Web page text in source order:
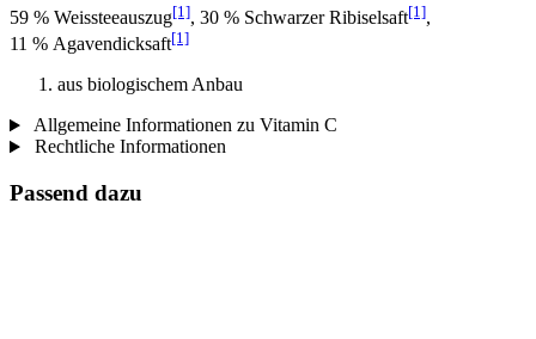
59 % Weissteeauszug[1], 30 % Schwarzer Ribiselsaft[1],
11 % Agavendicksaft[1]
aus biologischem Anbau
Allgemeine Informationen zu Vitamin C
Rechtliche Informationen
Passend dazu